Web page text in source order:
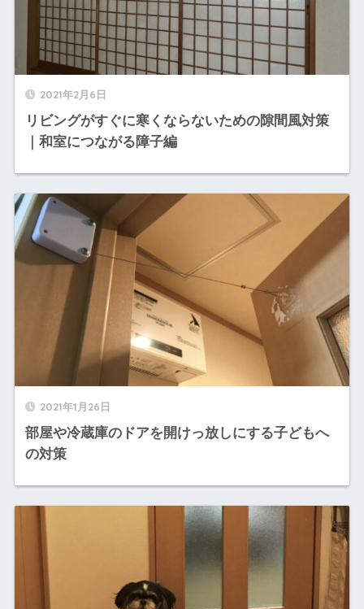
2021年2月6日
リビングがすぐに寒くならないための隙間風対策
｜和室につながる障子編
2021年1月26日
部屋や冷蔵庫のドアを開けっ放しにする子どもへ
の対策